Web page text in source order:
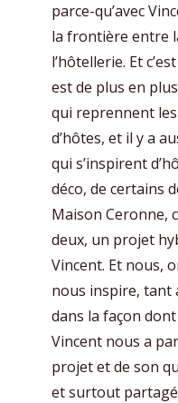
parce-qu’avec
la frontière entre
l’hôtellerie. Et
est de plus en
qui reprennent
d’hôtes, et il y a
qui s’inspirent
déco, de certains
Maison Ceronne,
deux, un projet
Vincent. Et nous,
nous inspire, tant
dans la façon
Vincent nous a
projet et de son
et surtout